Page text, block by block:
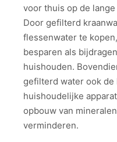
voor thuis op de
Door gefilterd
flessenwater te
besparen als
huishouden.
gefilterd water ook de
huishoudelijke
opbouw van
verminderen.